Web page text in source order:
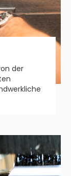
der